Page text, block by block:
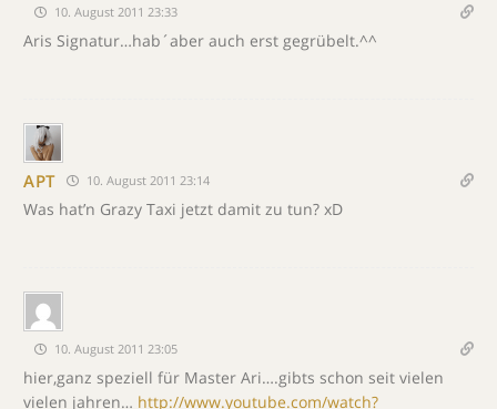
10. August 2011 23:33
Aris Signatur…hab´aber auch erst gegrübelt.^^
APT 10. August 2011 23:14
Was hat’n Grazy Taxi jetzt damit zu tun? xD
10. August 2011 23:05
hier,ganz speziell für Master Ari….gibts schon seit vielen
vielen jahren… http://www.youtube.com/watch?